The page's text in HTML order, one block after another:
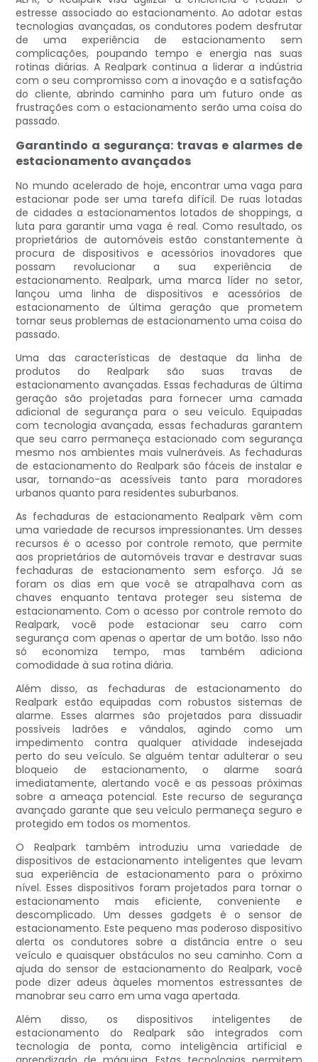
estresse associado ao estacionamento. Ao adotar estas
tecnologias avançadas, os condutores podem desfrutar
de uma experiência de estacionamento sem
complicações, poupando tempo e energia nas suas
rotinas diárias. A Realpark continua a liderar a indústria
com o seu compromisso com a inovação e a satisfação
do cliente, abrindo caminho para um futuro onde as
frustrações com o estacionamento serão uma coisa do
passado.
Garantindo a segurança: travas e alarmes de
estacionamento avançados
No mundo acelerado de hoje, encontrar uma vaga para
estacionar pode ser uma tarefa difícil. De ruas lotadas
de cidades a estacionamentos lotados de shoppings, a
luta para garantir uma vaga é real. Como resultado, os
proprietários de automóveis estão constantemente à
procura de dispositivos e acessórios inovadores que
possam revolucionar a sua experiência de
estacionamento. Realpark, uma marca líder no setor,
lançou uma linha de dispositivos e acessórios de
estacionamento de última geração que prometem
tornar seus problemas de estacionamento uma coisa do
passado.
Uma das características de destaque da linha de
produtos do Realpark são suas travas de
estacionamento avançadas. Essas fechaduras de última
geração são projetadas para fornecer uma camada
adicional de segurança para o seu veículo. Equipadas
com tecnologia avançada, essas fechaduras garantem
que seu carro permaneça estacionado com segurança
mesmo nos ambientes mais vulneráveis. As fechaduras
de estacionamento do Realpark são fáceis de instalar e
usar, tornando-as acessíveis tanto para moradores
urbanos quanto para residentes suburbanos.
As fechaduras de estacionamento Realpark vêm com
uma variedade de recursos impressionantes. Um desses
recursos é o acesso por controle remoto, que permite
aos proprietários de automóveis travar e destravar suas
fechaduras de estacionamento sem esforço. Já se
foram os dias em que você se atrapalhava com as
chaves enquanto tentava proteger seu sistema de
estacionamento. Com o acesso por controle remoto do
Realpark, você pode estacionar seu carro com
segurança com apenas o apertar de um botão. Isso não
só economiza tempo, mas também adiciona
comodidade à sua rotina diária.
Além disso, as fechaduras de estacionamento do
Realpark estão equipadas com robustos sistemas de
alarme. Esses alarmes são projetados para dissuadir
possíveis ladrões e vândalos, agindo como um
impedimento contra qualquer atividade indesejada
perto do seu veículo. Se alguém tentar adulterar o seu
bloqueio de estacionamento, o alarme soará
imediatamente, alertando você e as pessoas próximas
sobre a ameaça potencial. Este recurso de segurança
avançado garante que seu veículo permaneça seguro e
protegido em todos os momentos.
O Realpark também introduziu uma variedade de
dispositivos de estacionamento inteligentes que levam
sua experiência de estacionamento para o próximo
nível. Esses dispositivos foram projetados para tornar o
estacionamento mais eficiente, conveniente e
descomplicado. Um desses gadgets é o sensor de
estacionamento. Este pequeno mas poderoso dispositivo
alerta os condutores sobre a distância entre o seu
veículo e quaisquer obstáculos no seu caminho. Com a
ajuda do sensor de estacionamento do Realpark, você
pode dizer adeus àqueles momentos estressantes de
manobrar seu carro em uma vaga apertada.
Além disso, os dispositivos inteligentes de
estacionamento do Realpark são integrados com
tecnologia de ponta, como inteligência artificial e